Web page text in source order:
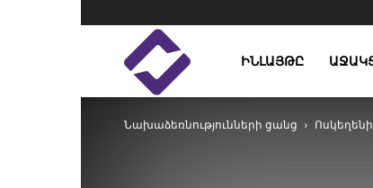
Enlight
Studies
ԻՆԼԱՅԹԸ
Նախաձեռնությունների ցանց